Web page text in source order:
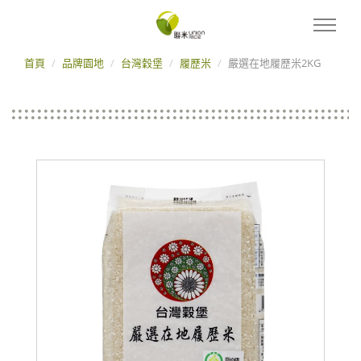
首頁 品牌園地 台灣穀堡 履歷米 嚴選在地履歷米2KG